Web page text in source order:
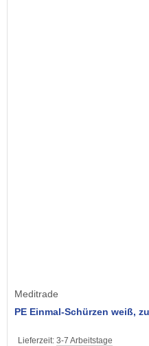
Meditrade
PE Einmal-Schürzen weiß,
Lieferzeit: 3-7 Arbeitstage